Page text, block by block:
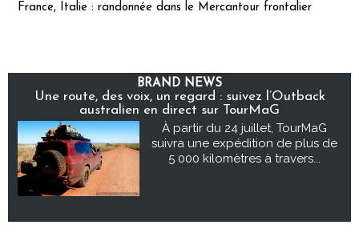
France, Italie : randonnée dans le Mercantour frontalier
BRAND NEWS
Une route, des voix, un regard : suivez l’Outback
australien en direct sur TourMaG
À partir du 24 juillet, TourMaG
suivra une expédition de plus de
5 000 kilomètres à travers...